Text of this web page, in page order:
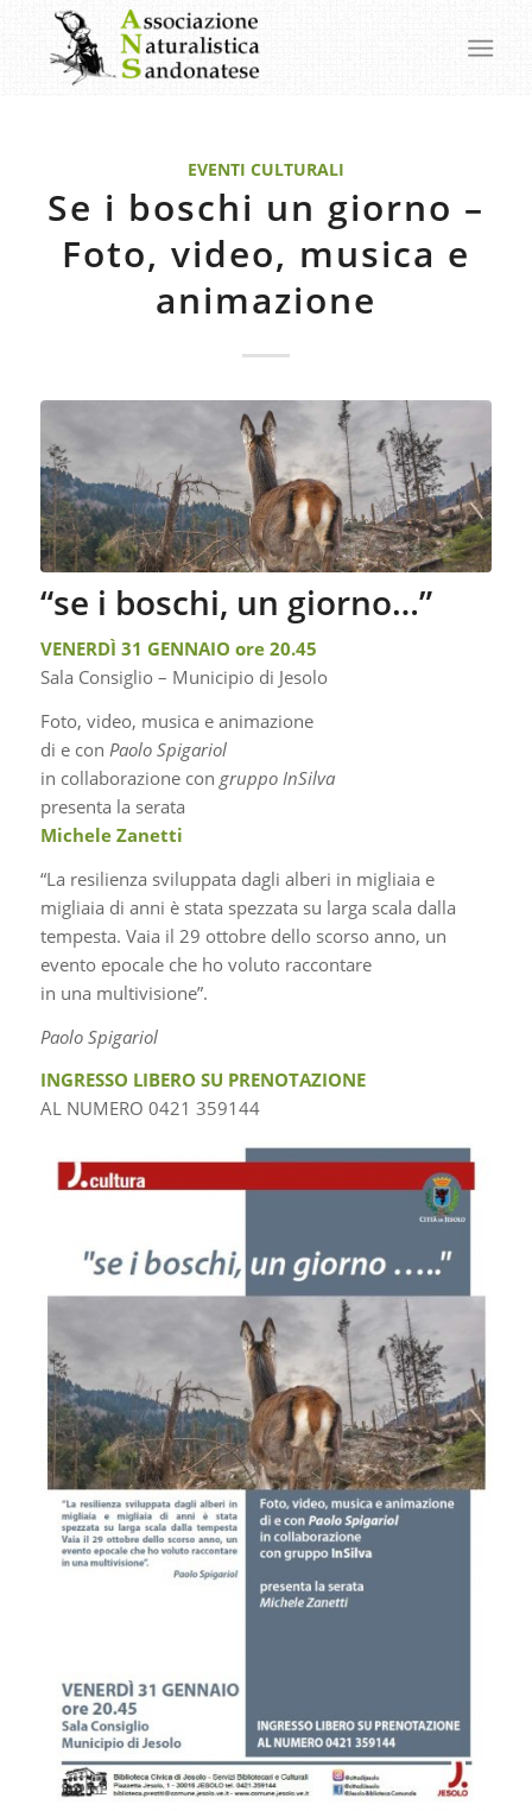
EVENTI CULTURALI
Se i boschi un giorno –
Foto, video, musica e
animazione
“se i boschi, un giorno…”
VENERDÌ 31 GENNAIO ore 20.45
Sala Consiglio – Municipio di Jesolo
Foto, video, musica e animazione
di e con Paolo Spigariol
in collaborazione con gruppo InSilva
presenta la serata
Michele Zanetti
“La resilienza sviluppata dagli alberi in migliaia e
migliaia di anni è stata spezzata su larga scala dalla
tempesta. Vaia il 29 ottobre dello scorso anno, un
evento epocale che ho voluto raccontare
in una multivisione”.
Paolo Spigariol
INGRESSO LIBERO SU PRENOTAZIONE
AL NUMERO 0421 359144